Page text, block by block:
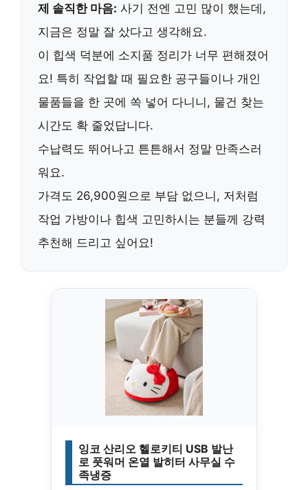
제 솔직한 마음: 사기 전엔 고민 많이 했는데,
지금은 정말 잘 샀다고 생각해요.
이 힙색 덕분에 소지품 정리가 너무 편해졌어
요! 특히 작업할 때 필요한 공구들이나 개인
물품들을 한 곳에 쏙 넣어 다니니, 물건 찾는
시간도 확 줄었답니다.
수납력도 뛰어나고 튼튼해서 정말 만족스러
워요.
가격도 26,900원 으로 부담 없으니, 저처럼
작업 가방이나 힙색 고민하시는 분들께 강력
추천해 드리고 싶어요!
잉코 산리오 헬로키티 USB 발난
로 풋워머 온열 발히터 사무실 수
족냉증